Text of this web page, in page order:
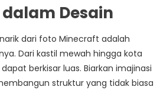
Desain
dari foto Minecraft adalah
Dari kastil mewah hingga kota
berkisar luas. Biarkan imajinasi
struktur yang tidak biasa